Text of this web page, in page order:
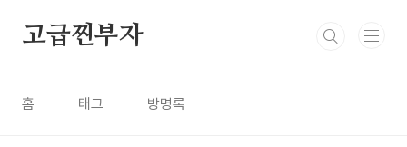
고급찐부자
홈 태그 방명록